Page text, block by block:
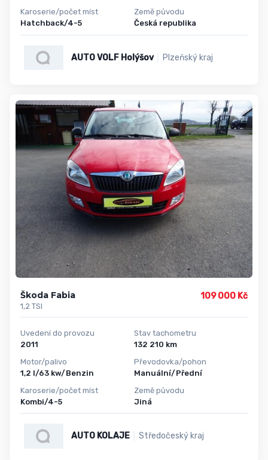
Karoserie/počet míst
Hatchback/4-5
Země původu
Česká republika
AUTO VOLF Holýšov Plzeňský kraj
Škoda Fabia
1,2 TSI
109 000 Kč
Uvedení do provozu
2011
Motor/palivo
1,2 l/63 kw/Benzin
Karoserie/počet míst
Kombi/4-5
Stav tachometru
132 210 km
Převodovka/pohon
Manuální/Přední
Země původu
Jiná
AUTO KOLAJE Středočeský kraj